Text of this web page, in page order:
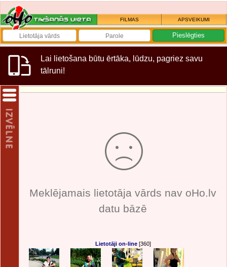
FILMAS APSVEIKUMI
Lai lietošana būtu ērtāka, lūdzu, pagriez savu
tālruni!
Meklējamais lietotāja vārds nav oHo.lv
datu bāzē
Lietotāji on-line[360]